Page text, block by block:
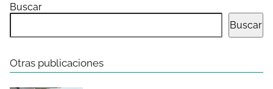
Buscar
Buscar
Otras publicaciones